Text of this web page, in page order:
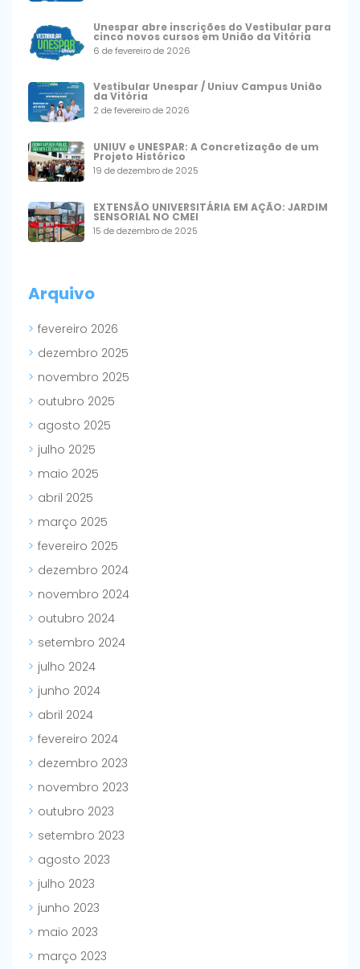
Unespar abre inscrições do Vestibular para
cinco novos cursos em União da Vitória
6 de fevereiro de 2026
Vestibular Unespar / Uniuv Campus União
da Vitória
2 de fevereiro de 2026
UNIUV e UNESPAR: A Concretização de um
Projeto Histórico
19 de dezembro de 2025
EXTENSÃO UNIVERSITÁRIA EM AÇÃO: JARDIM
SENSORIAL NO CMEI
15 de dezembro de 2025
Arquivo
fevereiro 2026
dezembro 2025
novembro 2025
outubro 2025
agosto 2025
julho 2025
maio 2025
abril 2025
março 2025
fevereiro 2025
dezembro 2024
novembro 2024
outubro 2024
setembro 2024
julho 2024
junho 2024
abril 2024
fevereiro 2024
dezembro 2023
novembro 2023
outubro 2023
setembro 2023
agosto 2023
julho 2023
junho 2023
maio 2023
março 2023